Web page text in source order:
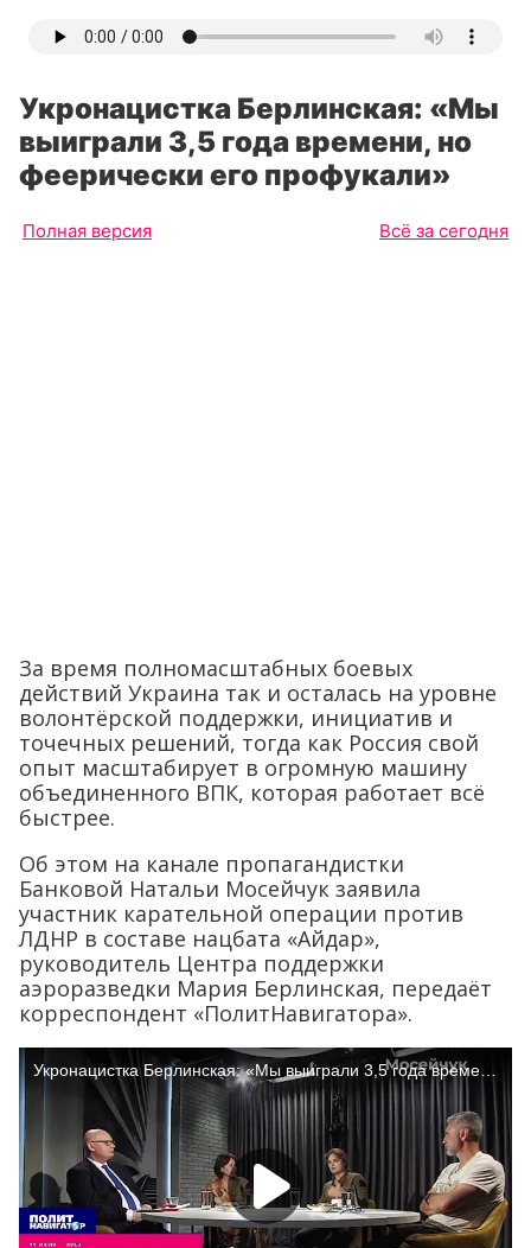
Укронацистка Берлинская: «Мы
выиграли 3,5 года времени, но
феерически его профукали»
Полная версия Всё за сегодня
За время полномасштабных боевых
действий Украина так и осталась на уровне
волонтёрской поддержки, инициатив и
точечных решений, тогда как Россия свой
опыт масштабирует в огромную машину
объединенного ВПК, которая работает всё
быстрее.
Об этом на канале пропагандистки
Банковой Натальи Мосейчук заявила
участник карательной операции против
ЛДНР в составе нацбата «Айдар»,
руководитель Центра поддержки
аэроразведки Мария Берлинская, передаёт
корреспондент «ПолитНавигатора».